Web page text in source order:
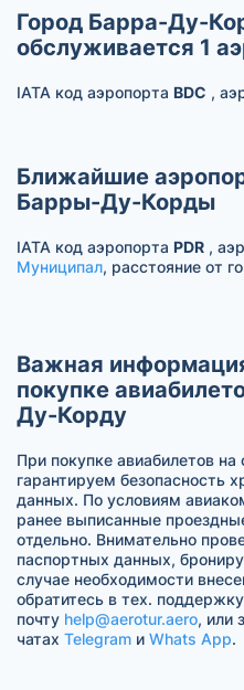
Город Барра-Ду-
обслуживается 1
IATA код аэропорта BDC ,
Ближайшие
Барры-Ду-Корды
IATA код аэропорта PDR ,
Муниципал, расстояние от
Важная
покупке
Ду-Корду
При покупке авиабилетов на
гарантируем безопасность
данных. По условиям
ранее выписанные
отдельно. Внимательно
паспортных данных,
случае необходимости
обратитесь в тех.
почту help@aerotur.aero, или
чатах Telegram и Whats App.